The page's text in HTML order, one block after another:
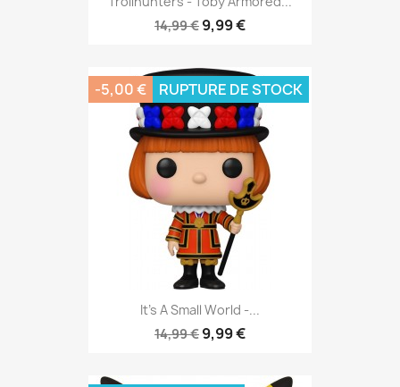
14,99 € 9,99 €
It's A Small World -...
14,99 € 9,99 €
-5,00 € RUPTURE DE STOCK